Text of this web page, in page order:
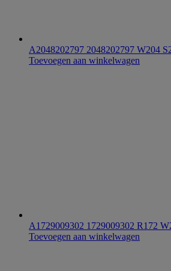
A2048202797 2048202797 W204
Toevoegen aan winkelwagen
A1729009302 1729009302 R172
Toevoegen aan winkelwagen